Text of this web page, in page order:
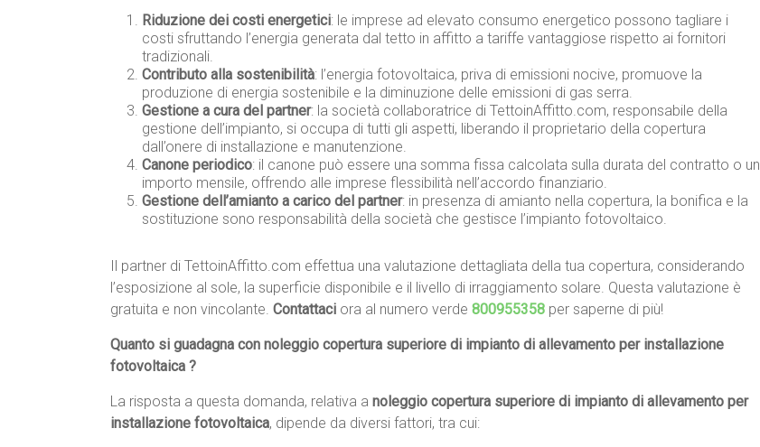
Riduzione dei costi energetici: le imprese ad elevato consumo energetico possono tagliare i
costi sfruttando l’energia generata dal tetto in affitto a tariffe vantaggiose rispetto ai fornitori
tradizionali.
Contributo alla sostenibilità: l’energia fotovoltaica, priva di emissioni nocive, promuove la
produzione di energia sostenibile e la diminuzione delle emissioni di gas serra.
Gestione a cura del partner: la società collaboratrice di TettoinAffitto.com, responsabile della
gestione dell’impianto, si occupa di tutti gli aspetti, liberando il proprietario della copertura
dall’onere di installazione e manutenzione.
Canone periodico: il canone può essere una somma fissa calcolata sulla durata del contratto o un
importo mensile, offrendo alle imprese flessibilità nell’accordo finanziario.
Gestione dell’amianto a carico del partner: in presenza di amianto nella copertura, la bonifica e la
sostituzione sono responsabilità della società che gestisce l’impianto fotovoltaico.
Il partner di TettoinAffitto.com effettua una valutazione dettagliata della tua copertura, considerando
l’esposizione al sole, la superficie disponibile e il livello di irraggiamento solare. Questa valutazione è
gratuita e non vincolante. Contattaci ora al numero verde 800955358 per saperne di più!
Quanto si guadagna con noleggio copertura superiore di impianto di allevamento per installazione
fotovoltaica ?
La risposta a questa domanda, relativa a noleggio copertura superiore di impianto di allevamento per
installazione fotovoltaica, dipende da diversi fattori, tra cui: